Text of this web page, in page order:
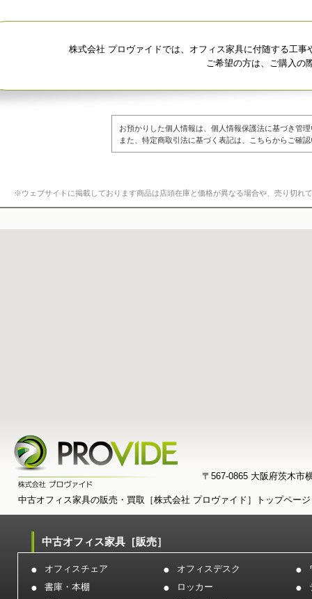
株式会社 プロヴァイドでは、オフィス家具に付随する工
ご希望の方は、ご購入の
お預かりした個人情報は、個人情報保護法に基づき管
また、 特定商取引法に基づく表記は、こちらからご確
※ウェブサイトに掲載しております商品は店頭在庫と価格が異なる場合や、売り切れ
〒567-0865 大阪府茨木市
中古オフィス家具の販売・買取［株式会社 プロヴァイド］トップページ
中古オフィス家具［販売］
オフィスチェア オフィスデスク
書庫・本棚
ロッカー